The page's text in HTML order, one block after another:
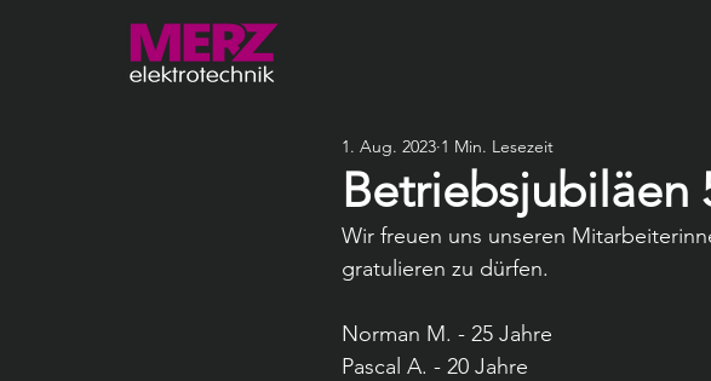
Betriebsjubiläen
1. Aug. 2023 1 Min. Lesezeit
Wir freuen uns unseren
gratulieren zu dürfen.
Norman M. - 25 Jahre
Pascal A. - 20 Jahre